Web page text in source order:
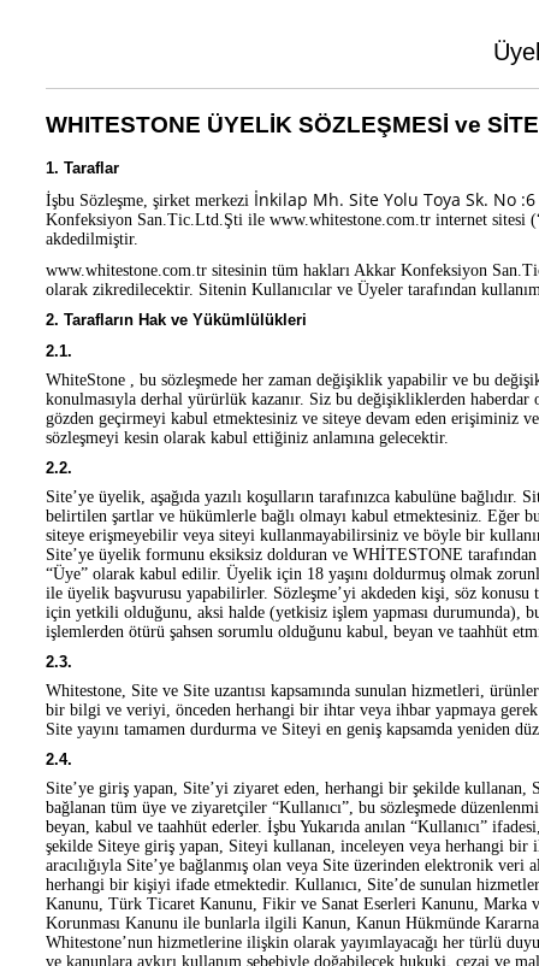
WHITESTONE ÜYELİK SÖZLEŞMESİ ve
1. Taraflar
İşbu Sözleşme, şirket merkezi İnkilap Mh. Site Yolu Toya Sk. No
Konfeksiyon San.Tic.Ltd.Şti ile www.whitestone.com.tr internet sitesi
akdedilmiştir.
www.whitestone.com.tr sitesinin tüm hakları Akkar Konfeksiyon
olarak zikredilecektir. Sitenin Kullanıcılar ve Üyeler tarafından
2. Tarafların Hak ve Yükümlülükleri
2.1.
WhiteStone , bu sözleşmede her zaman değişiklik yapabilir ve bu
konulmasıyla derhal yürürlük kazanır. Siz bu değişikliklerden
gözden geçirmeyi kabul etmektesiniz ve siteye devam eden erişiminiz
sözleşmeyi kesin olarak kabul ettiğiniz anlamına gelecektir.
2.2.
Site’ye üyelik, aşağıda yazılı koşulların tarafınızca kabulüne bağlıdır.
belirtilen şartlar ve hükümlerle bağlı olmayı kabul etmektesiniz. Eğer
siteye erişmeyebilir veya siteyi kullanmayabilirsiniz ve böyle bir
Site’ye üyelik formunu eksiksiz dolduran ve WHİTESTONE
“Üye” olarak kabul edilir. Üyelik için 18 yaşını doldurmuş olmak
ile üyelik başvurusu yapabilirler. Sözleşme’yi akdeden kişi, söz
için yetkili olduğunu, aksi halde (yetkisiz işlem yapması durumunda),
işlemlerden ötürü şahsen sorumlu olduğunu kabul, beyan ve taahhüt
2.3.
Whitestone, Site ve Site uzantısı kapsamında sunulan hizmetleri,
bir bilgi ve veriyi, önceden herhangi bir ihtar veya ihbar yapmaya gerek
Site yayını tamamen durdurma ve Siteyi en geniş kapsamda yeniden
2.4.
Site’ye giriş yapan, Site’yi ziyaret eden, herhangi bir şekilde kullanan,
bağlanan tüm üye ve ziyaretçiler “Kullanıcı”, bu sözleşmede
beyan, kabul ve taahhüt ederler. İşbu Yukarıda anılan “Kullanıcı”
şekilde Siteye giriş yapan, Siteyi kullanan, inceleyen veya herhangi
aracılığıyla Site’ye bağlanmış olan veya Site üzerinden elektronik veri
herhangi bir kişiyi ifade etmektedir. Kullanıcı, Site’de sunulan
Kanunu, Türk Ticaret Kanunu, Fikir ve Sanat Eserleri Kanunu, Marka
Korunması Kanunu ile bunlarla ilgili Kanun, Kanun Hükmünde
Whitestone’nun hizmetlerine ilişkin olarak yayımlayacağı her türlü
ve kanunlara aykırı kullanım sebebiyle doğabilecek hukuki, cezai ve